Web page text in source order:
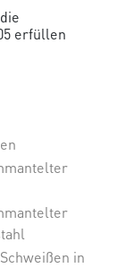
erfüllen
in